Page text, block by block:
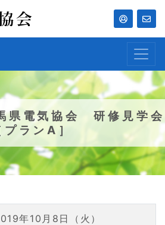
電気協会 研修見学会
プランA］
年10月8日（火）